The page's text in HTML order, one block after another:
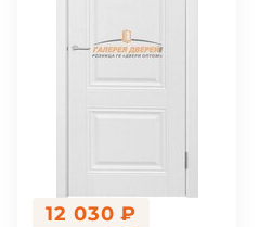
12 030 ₽